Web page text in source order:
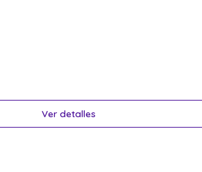
Ver detalles